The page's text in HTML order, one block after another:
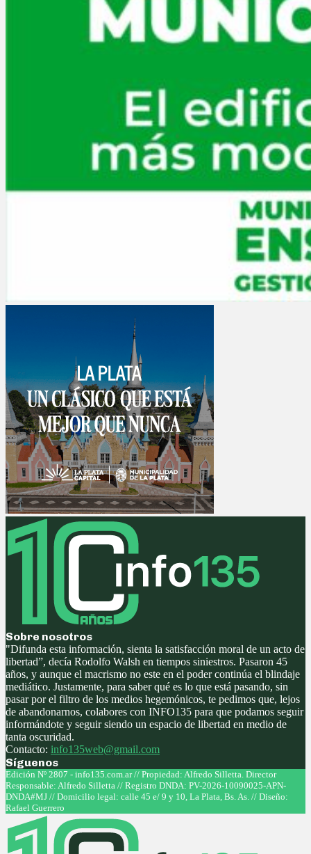
Sobre nosotros
"Difunda esta información, sienta la satisfacción moral de un acto de
libertad”, decía Rodolfo Walsh en tiempos siniestros. Pasaron 45
años, y aunque el macrismo no este en el poder continúa el blindaje
mediático. Justamente, para saber qué es lo que está pasando, sin
pasar por el filtro de los medios hegemónicos, te pedimos que, lejos
de abandonarnos, colabores con INFO135 para que podamos seguir
informándote y seguir siendo un espacio de libertad en medio de
tanta oscuridad.
Contacto: info135web@gmail.com
Síguenos
Facebook
Twitter
Instagram
Youtube
Edición Nº 2807 - info135.com.ar // Propiedad: Alfredo Silletta. Director
Responsable: Alfredo Silletta // Registro DNDA: PV-2026-10090025-APN-
DNDA#MJ // Domicilio legal: calle 45 e/ 9 y 10, La Plata, Bs. As. // Diseño:
Rafael Guerrero